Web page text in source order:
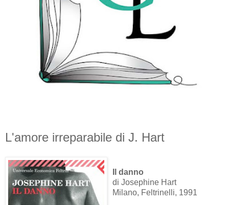
L'amore irreparabile di J. Hart
Il danno
di Josephine Hart
Milano, Feltrinelli, 1991